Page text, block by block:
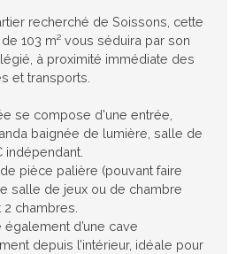
recherché de Soissons, cette
103 m² vous séduira par son
à proximité immédiate des
et transports.
se compose d'une entrée,
baignée de lumière, salle de
indépendant.
pièce palière (pouvant faire
salle de jeux ou de chambre
chambres.
d’une cave
depuis l’intérieur, idéale pour